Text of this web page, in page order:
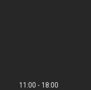
11:00
18:00